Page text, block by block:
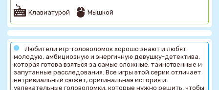
Клавиатурой Мышкой
Любители игр-головоломок хорошо знают и любят
молодую, амбициозную и энергичную девушку-детектива,
которая готова взяться за самые сложные, таинственные и
запутанные расследования. Все игры этой серии отличает
нетривиальный сюжет, оригинальная история и
увлекательные головоломки, которые нужно решить, чтобы